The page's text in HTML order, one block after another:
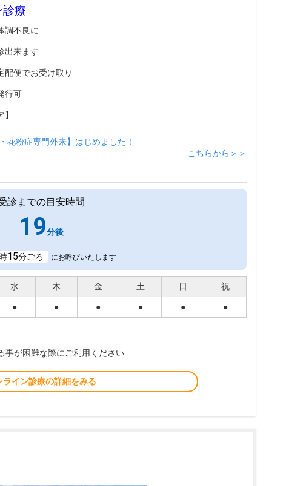
診療
調不良に
出来ます
配便でお受け取り
行可
花粉症専門外来】はじめました！
こちらから＞＞
診までの目安時間
19分後
15分ごろ にお呼びいたします
水 木 金 土 日 祝
● ● ● ● ● ●
事が困難な際にご利用ください
ライン診療の詳細をみる